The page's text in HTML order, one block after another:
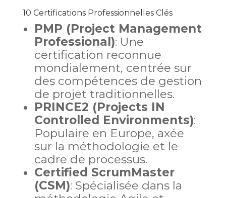
10 Certifications Professionnelles Clés
PMP (Project Management
Professional): Une
certification reconnue
mondialement, centrée sur
des compétences de gestion
de projet traditionnelles.
PRINCE2 (Projects IN
Controlled Environments):
Populaire en Europe, axée
sur la méthodologie et le
cadre de processus.
Certified ScrumMaster
(CSM): Spécialisée dans la